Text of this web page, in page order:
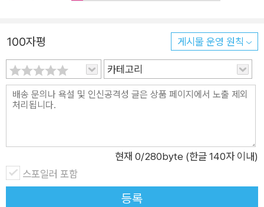
100자평 게시물 운영 원칙
카테고리
현재 0/280byte (한글 140자 이내)
스포일러 포함
등록